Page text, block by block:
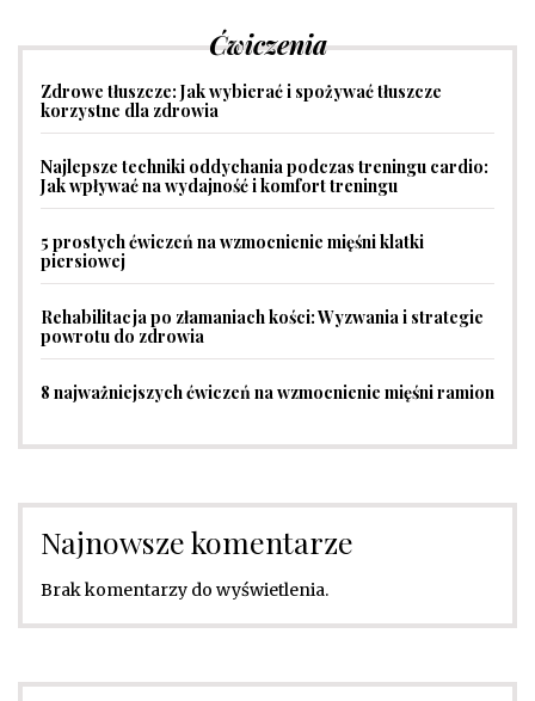
Ćwiczenia
Zdrowe tłuszcze: Jak wybierać i spożywać tłuszcze
korzystne dla zdrowia
Najlepsze techniki oddychania podczas treningu cardio:
Jak wpływać na wydajność i komfort treningu
5 prostych ćwiczeń na wzmocnienie mięśni klatki
piersiowej
Rehabilitacja po złamaniach kości: Wyzwania i strategie
powrotu do zdrowia
8 najważniejszych ćwiczeń na wzmocnienie mięśni ramion
Najnowsze komentarze
Brak komentarzy do wyświetlenia.